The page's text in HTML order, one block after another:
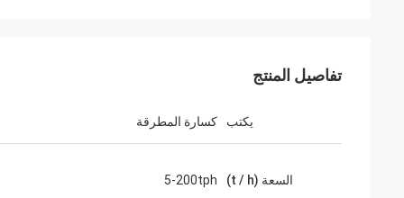
تفاصيل المنتج
يكتب كسارة المطرقة
السعة (t / h) 5-200tph